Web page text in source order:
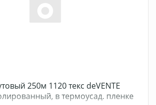
250м 1120 текс deVENTE
в термоусад. пленке